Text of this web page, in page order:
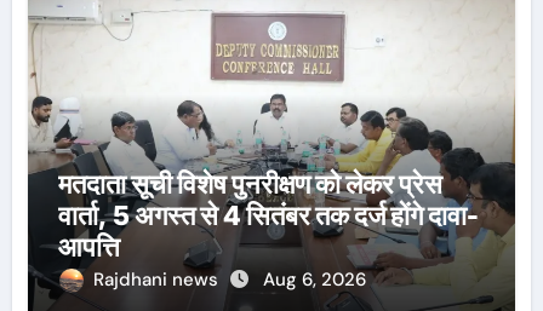
मतदाता सूची विशेष पुनरीक्षण को लेकर प्रेस
वार्ता, 5 अगस्त से 4 सितंबर तक दर्ज होंगे दावा-
आपत्ति
Rajdhani news Aug 6, 2026